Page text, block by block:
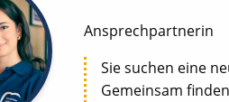
Ansprechpartnerin
Sie suchen eine
Gemeinsam